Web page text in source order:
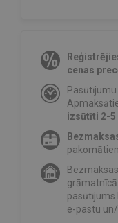
cenas
izsūtīti 2-5
grāmatnīcā
pasūtījums
e-pastu un/